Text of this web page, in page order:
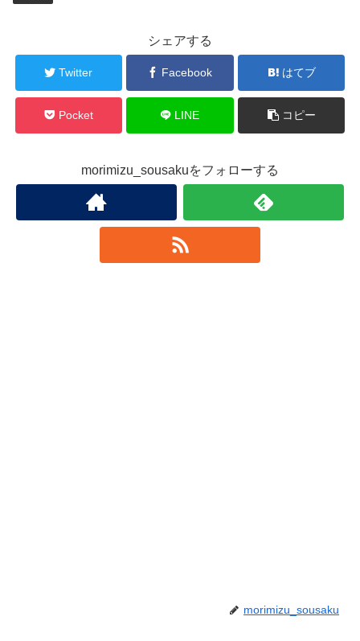
シェアする
Twitter Facebook はてブ
Pocket LINE コピー
morimizu_sousakuをフォローする
morimizu_sousaku